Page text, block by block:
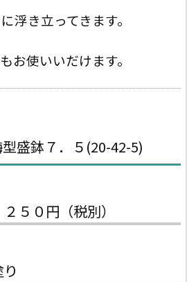
浮き立ってきます。
お使いいだけます。
盛鉢７．５(20-42-5)
０円（税別）